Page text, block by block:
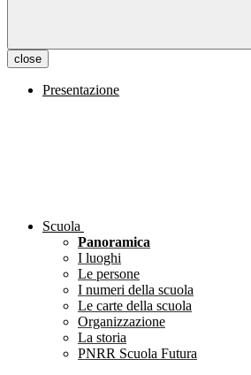
close
Presentazione
Scuola
Panoramica
I luoghi
Le persone
I numeri della scuola
Le carte della scuola
Organizzazione
La storia
PNRR Scuola Futura